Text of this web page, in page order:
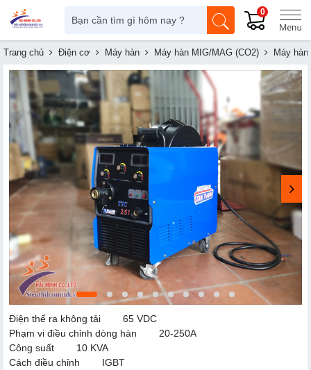
0
Trang chủ Điện cơ Máy hàn Máy hàn MIG/MAG (CO2) Máy
Điện thế ra không tải 65 VDC
Phạm vi điều chỉnh dòng hàn 20-250A
Công suất 10 KVA
Cách điều chỉnh IGBT